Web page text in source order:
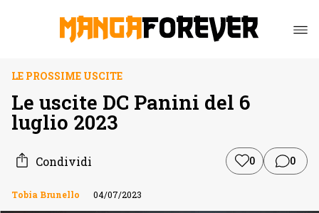
LE PROSSIME USCITE
Le uscite DC Panini del 6
luglio 2023
Condividi 0 0
Tobia Brunello 04/07/2023